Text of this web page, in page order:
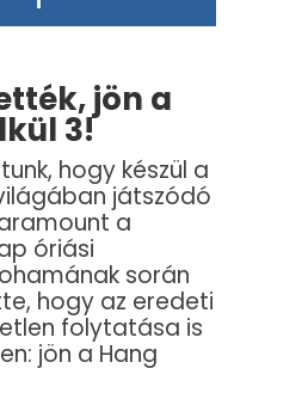
jön a
3!
hogy készül a
játszódó
a
óriási
során
hogy az eredeti
folytatása is
jön a Hang